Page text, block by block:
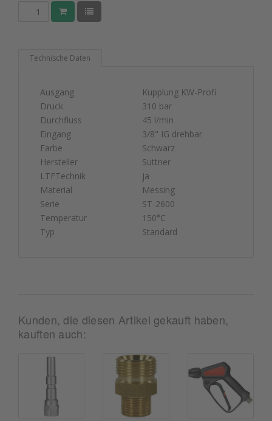
Technische Daten
Ausgang
Kupplung KW-Profi
Druck
310 bar
Durchfluss
45 l/min
Eingang
3/8" IG drehbar
Farbe
Schwarz
Hersteller
Suttner
LTFTechnik
ja
Material
Messing
Serie
ST-2600
Temperatur
150°C
Typ
Standard
Kunden, die diesen Artikel gekauft haben,
kauften auch: